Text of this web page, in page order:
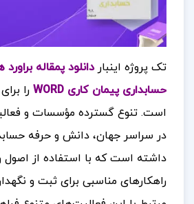
تک پروژه اینبار دانلود پمقاله
حسابداری پیمان کاری WORD
را
است. تنوع گسترده مؤسسات و
در سراسر جهان، دانش و حرفه
داشته است که با استفاده از اصول
راهکارهای مناسبی برای ثبت و